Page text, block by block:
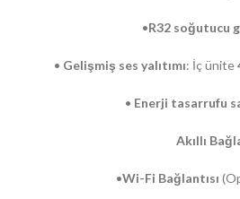
•R32 soğutucu
• Gelişmiş ses yalıtımı: İç ünite
• Enerji tasarrufu
Akıllı
•Wi-Fi Bağlantısı